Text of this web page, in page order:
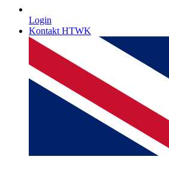
Login
Kontakt HTWK